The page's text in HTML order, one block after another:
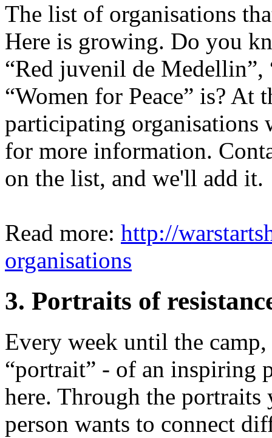
The list of organisations
Here is growing. Do you
“Red juvenil de
“Women for Peace” is?
participating organisations
for more information.
on the list, and we'll add it.
Read more: http://
organisations
3. Portraits of
Every week until the
“portrait” - of an inspiring
here. Through the
person wants to connect